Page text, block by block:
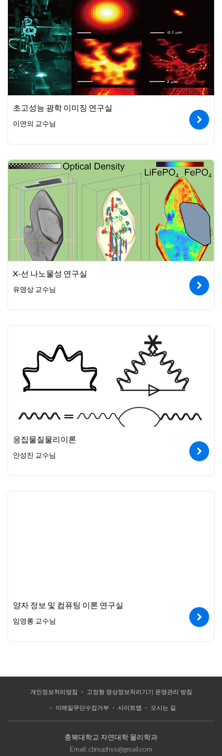
초고성능 광학 이미징 연구실
이연의 교수님
X-선 나노물성 연구실
유영상 교수님
응집물질물리이론
안성진 교수님
양자 정보 및 컴퓨팅 이론 연구실
임영롱 교수님
개인정보처리방침 고정형 영상정보처리기기 운영관리 방침
이메일무단수집거부 사이트맵 오시는 길
충북대학교 자연대학 물리학과
Email. cbnuphys@gmail.com